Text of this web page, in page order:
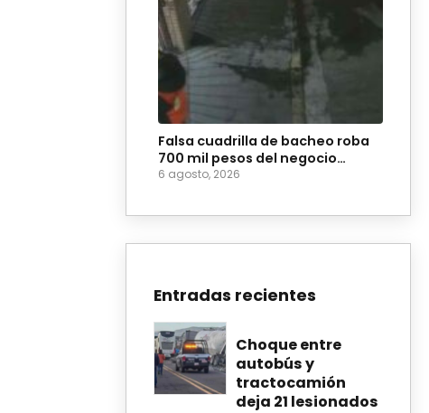
Falsa cuadrilla de bacheo roba
700 mil pesos del negocio
Coyote Burger
6 agosto, 2026
Entradas recientes
Choque entre
autobús y
tractocamión
deja 21 lesionados